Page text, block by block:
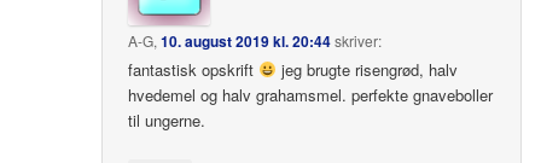
A-G,10. august 2019 kl. 20:44skriver:
fantastisk opskrift
jeg brugte risengrød, halv
hvedemel og halv grahamsmel. perfekte gnaveboller
til ungerne.